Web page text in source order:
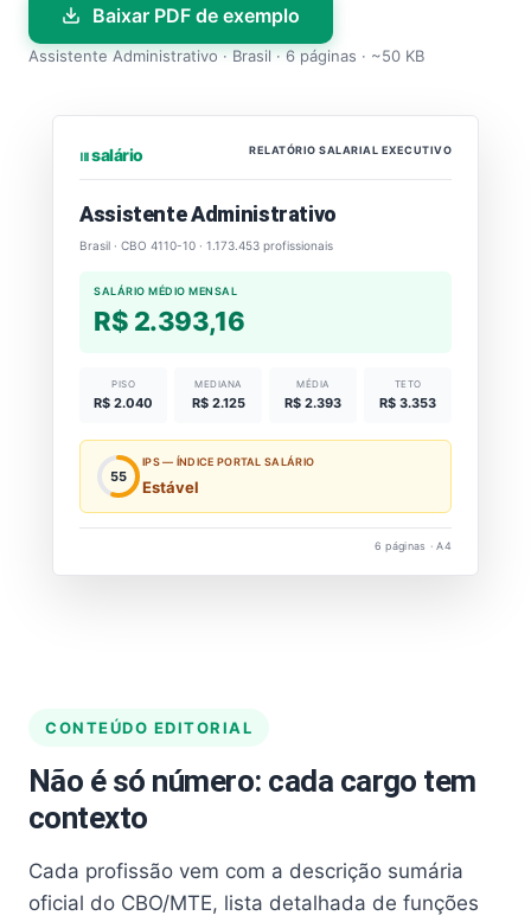
Baixar PDF de exemplo
Assistente Administrativo · Brasil · 6 páginas · ~50 KB
⏐⏐⏐ salário RELATÓRIO SALARIAL EXECUTIVO
Assistente Administrativo
Brasil · CBO 4110-10 · 1.173.453 profissionais
SALÁRIO MÉDIO MENSAL
R$ 2.393,16
PISO
R$ 2.040
MEDIANA
R$ 2.125
MÉDIA
R$ 2.393
TETO
R$ 3.353
55
IPS — ÍNDICE PORTAL SALÁRIO
Estável
6 páginas · A4
CONTEÚDO EDITORIAL
Não é só número: cada cargo tem
contexto
Cada profissão vem com a descrição sumária
oficial do CBO/MTE, lista detalhada de funções